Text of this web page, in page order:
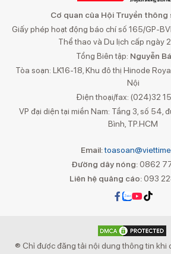
Cơ quan của Hội Truyền thông
Giấy phép hoạt động báo chí số 165/GP-
Thể thao và Du lịch cấp ngày
Tổng Biên tập: Nguyễn
Tòa soạn: LK16-18, Khu đô thị Hinode
Nội
Điện thoại/fax: (024)32
VP đại diện tại miền Nam: Tầng 3, số 54,
Bình, TP.HCM
Email:
Đường dây nóng: 0862
Liên hệ quảng cáo:093
® Chỉ được đăng tải nội dung thông tin khi